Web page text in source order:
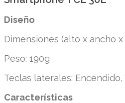
Diseño
Dimensiones (alto x ancho x
Peso: 190g
Teclas laterales: Encendido,
Características